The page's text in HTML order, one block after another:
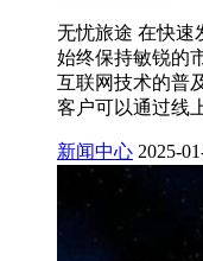
无忧旅途 在快速
始终保持敏锐的
互联网技术的普
客户可以通过线
新闻中心 2025-